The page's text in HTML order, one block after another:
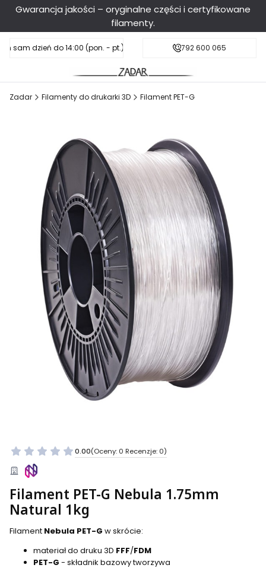
Gwarancja jakości – oryginalne części i certyfikowane
filamenty.
sam dzień do 14:00 (pon. - pt.), sobota do 11:00Darmowa dostawa od 199 zł
792 600 065
Zadar Filamenty do drukarki 3D Filament PET-G
0.00(Oceny: 0 Recenzje: 0)
Filament PET-G Nebula 1.75mm
Natural 1kg
Filament Nebula PET-G w skrócie:
materiał do druku 3D FFF/FDM
PET-G - składnik bazowy tworzywa